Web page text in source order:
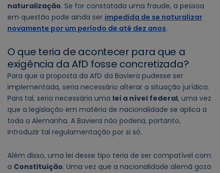
naturalização. Se for constatada uma fraude, a pessoa
em questão pode ainda ser impedida de se naturalizar
novamente por um período de até dez anos.
O que teria de acontecer para que a
exigência da AfD fosse concretizada?
Para que a proposta da AfD da Baviera pudesse ser
implementada, seria necessário alterar a situação jurídica.
Para tal, seria necessária uma lei a nível federal, uma vez
que a legislação em matéria de nacionalidade se aplica a
toda a Alemanha. A Baviera não poderia, portanto,
introduzir tal regulamentação por si só.
Além disso, uma lei desse tipo teria de ser compatível com
a Constituição. Uma vez que a nacionalidade alemã goza